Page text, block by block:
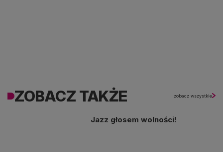
ZOBACZ TAKŻE zobacz wszystkie
Jazz głosem wolności!